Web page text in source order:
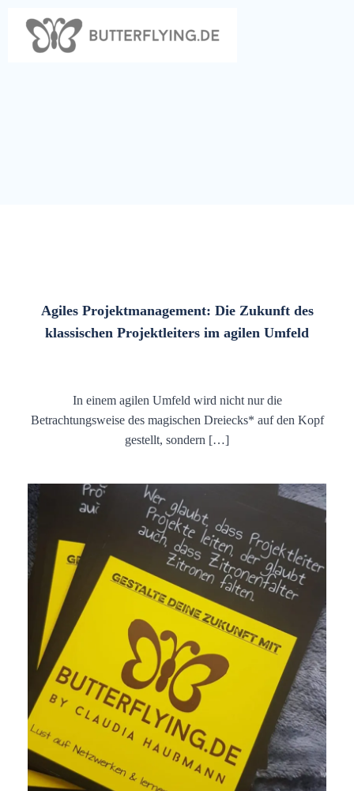
Inhalt
Agiles Projektmanagement: Die Zukunft des
klassischen Projektleiters im agilen Umfeld
In einem agilen Umfeld wird nicht nur die
Betrachtungsweise des magischen Dreiecks* auf den Kopf
gestellt, sondern […]